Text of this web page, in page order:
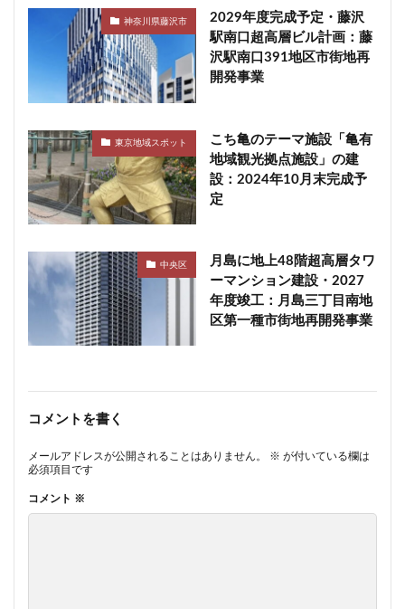
神奈川県藤沢市
2029年度完成予定・藤沢
駅南口超高層ビル計画：藤
沢駅南口391地区市街地再
開発事業
東京地域スポット
こち亀のテーマ施設「亀有
地域観光拠点施設」の建
設：2024年10月末完成予
定
中央区
月島に地上48階超高層タワ
ーマンション建設・2027
年度竣工：月島三丁目南地
区第一種市街地再開発事業
コメントを書く
メールアドレスが公開されることはありません。 ※ が付いている欄は
必須項目です
コメント ※